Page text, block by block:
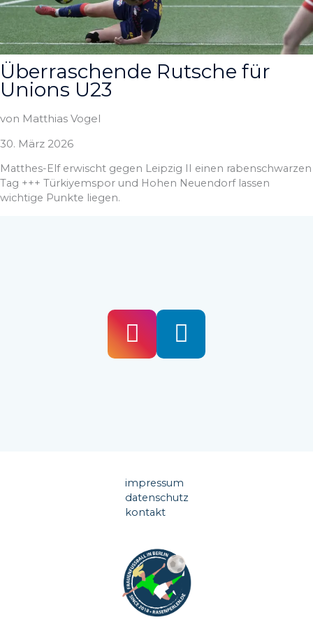
Überraschende Rutsche für
Unions U23
von Matthias Vogel
30. März 2026
Matthes-Elf erwischt gegen Leipzig II einen rabenschwarzen
Tag +++ Türkiyemspor und Hohen Neuendorf lassen
wichtige Punkte liegen.
impressum
datenschutz
kontakt